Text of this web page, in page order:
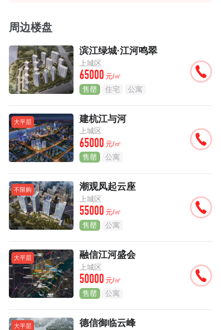
周边楼盘
滨江绿城·江河鸣翠
上城区
65000 元/㎡
售罄 住宅 公寓
大平层 建杭江与河
上城区
65000 元/㎡
售罄 公寓
不限购 潮观凤起云座
上城区
55000 元/㎡
售罄 公寓
大平层 融信江河盛会
上城区
50000 元/㎡
售罄 公寓
大平层 德信御临云峰